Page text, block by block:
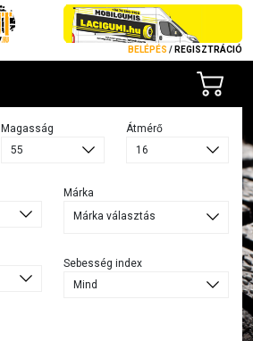
BELÉPÉS / REGISZTRÁCIÓ
Magasság Átmérő
Márka
Márka választás
Sebesség index